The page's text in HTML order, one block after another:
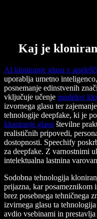
Kaj je
AI kloniranje glasu v
uporablja umetno
posnemanje edinstvenih
vključuje učenje modelov
izvornega glasu ter
tehnologije deepfake, ki je
kloniranje glasu številne
realističnih pripovedi,
dostopnosti. Speechify
za deepfake. Z varnostnimi
intelektualna lastnina
Sodobna tehnologija
prijazna, kar posameznikom
brez posebnega tehničnega
izvirnega glasu ta
avdio vsebinami in